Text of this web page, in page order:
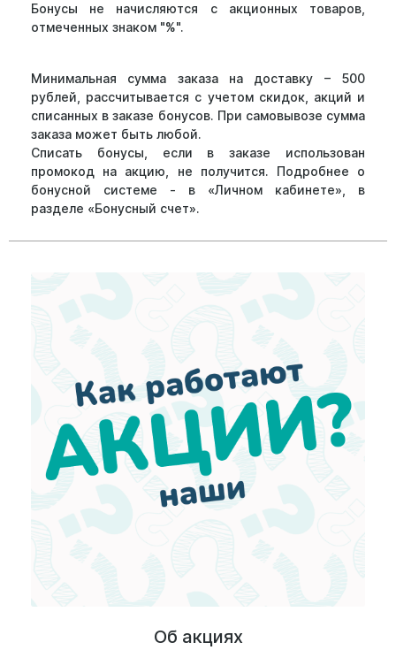
Бонусы не начисляются с акционных товаров,
отмеченных знаком "%".
Минимальная сумма заказа на доставку – 500
рублей, рассчитывается с учетом скидок, акций и
списанных в заказе бонусов. При самовывозе сумма
заказа может быть любой.
Списать бонусы, если в заказе использован
промокод на акцию, не получится. Подробнее о
бонусной системе - в «Личном кабинете», в
разделе «Бонусный счет».
Об акциях